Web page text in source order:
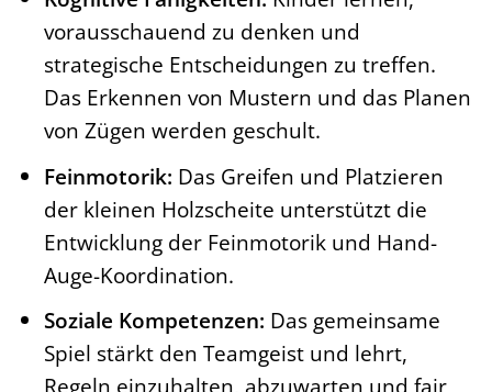
vorausschauend zu denken und
strategische Entscheidungen zu treffen.
Das Erkennen von Mustern und das Planen
von Zügen werden geschult.
Feinmotorik: Das Greifen und Platzieren
der kleinen Holzscheite unterstützt die
Entwicklung der Feinmotorik und Hand-
Auge-Koordination.
Soziale Kompetenzen: Das gemeinsame
Spiel stärkt den Teamgeist und lehrt,